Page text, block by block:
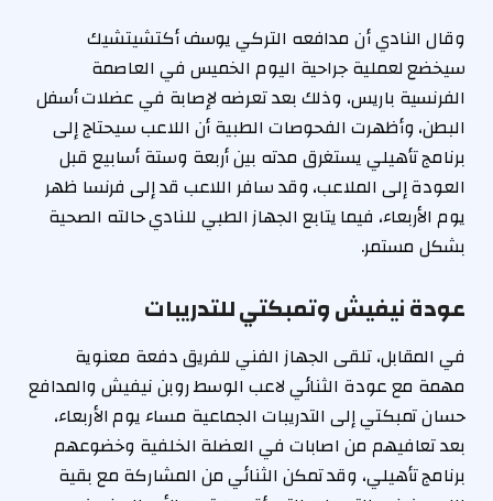
وقال النادي أن مدافعه التركي يوسف أكتشيتشيك
سيخضع لعملية جراحية اليوم الخميس في العاصمة
الفرنسية باريس، وذلك بعد تعرضه لإصابة في عضلات أسفل
البطن، وأظهرت الفحوصات الطبية أن اللاعب سيحتاج إلى
برنامج تأهيلي يستغرق مدته بين أربعة وستة أسابيع قبل
العودة إلى الملاعب، وقد سافر اللاعب قد إلى فرنسا ظهر
يوم الأربعاء، فيما يتابع الجهاز الطبي للنادي حالته الصحية
بشكل مستمر.
عودة نيفيش وتمبكتي للتدريبات
في المقابل، تلقى الجهاز الفني للفريق دفعة معنوية
مهمة مع عودة الثنائي لاعب الوسط روبن نيفيش والمدافع
حسان تمبكتي إلى التدريبات الجماعية مساء يوم الأربعاء،
بعد تعافيهم من اصابات في العضلة الخلفية وخضوعهم
برنامج تأهيلي، وقد تمكن الثنائي من المشاركة مع بقية